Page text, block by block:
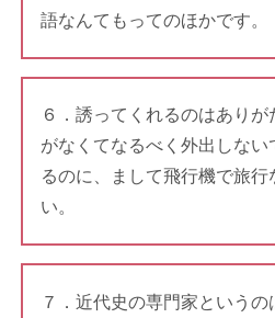
語なんてもってのほかです。
６．誘ってくれるのはあり
がなくてなるべく外出しな
るのに、まして飛行機で旅
い。
７．近代史の専門家という